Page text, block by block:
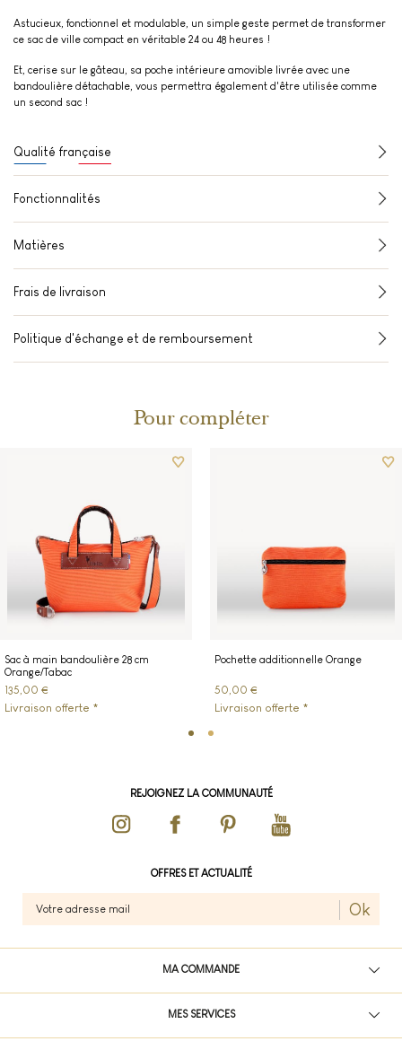
​Astucieux, fonctionnel et modulable, un simple geste permet de transformer
ce sac de ville compact en véritable 24 ou 48 heures !
Et, cerise sur le gâteau, sa poche intérieure amovible livrée avec une
bandoulière détachable, vous permettra également d'être utilisée comme
un second sac !
Qualité française
Fonctionnalités
Matières
Frais de livraison
Politique d'échange et de remboursement
Pour compléter
Sac à main bandoulière 28 cm
Orange/Tabac
135,00 €
Livraison offerte *
Pochette additionnelle Orange
50,00 €
Livraison offerte *
REJOIGNEZ LA COMMUNAUTÉ
OFFRES ET ACTUALITÉ
Ok
MA COMMANDE
MES SERVICES